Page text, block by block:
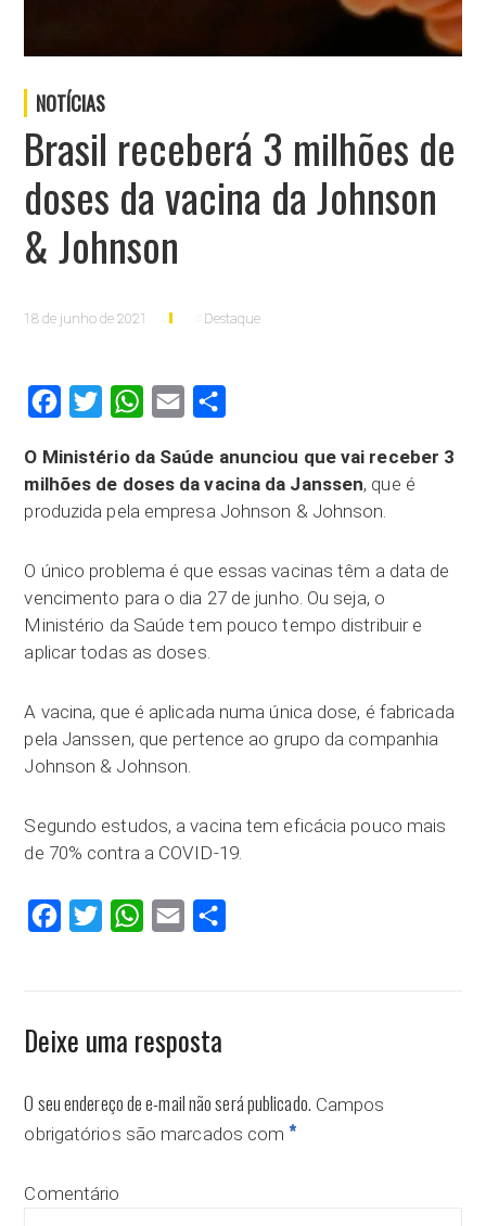
NOTÍCIAS
Brasil receberá 3 milhões de
doses da vacina da Johnson
& Johnson
18 de junho de 2021 Destaque
FacebookTwitter WhatsApp
Email
O Ministério da Saúde anunciou que vai receber 3
milhões de doses da vacina da Janssen, que é
produzida pela empresa Johnson & Johnson.
O único problema é que essas vacinas têm a data de
vencimento para o dia 27 de junho. Ou seja, o
Ministério da Saúde tem pouco tempo distribuir e
aplicar todas as doses.
A vacina, que é aplicada numa única dose, é fabricada
pela Janssen, que pertence ao grupo da companhia
Johnson & Johnson.
Segundo estudos, a vacina tem eficácia pouco mais
de 70% contra a COVID-19.
FacebookTwitter WhatsApp
Email
Deixe uma resposta
O seu endereço de e-mail não será publicado. Campos
obrigatórios são marcados com *
Comentário